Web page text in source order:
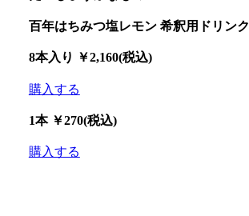
百年はちみつ塩レモン 希釈用ドリンク
8本入り ￥2,160(税込)
購入する
1本 ￥270(税込)
購入する